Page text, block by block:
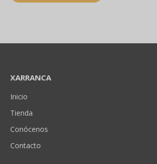
XARRANCA
Inicio
Tienda
Conócenos
Contacto